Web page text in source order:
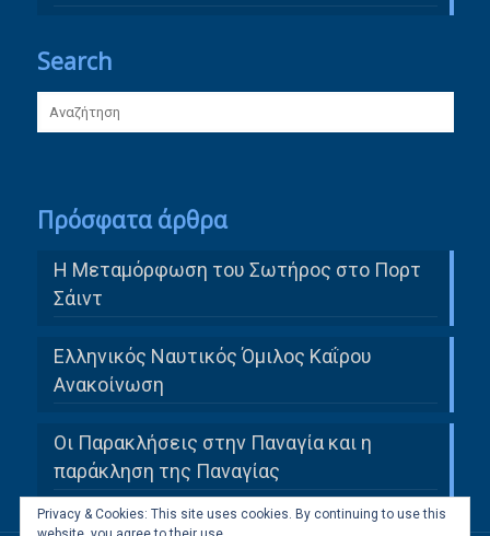
Search
Πρόσφατα άρθρα
Η Μεταμόρφωση του Σωτήρος στο Πορτ
Σάιντ
Ελληνικός Ναυτικός Όμιλος Καΐρου
Ανακοίνωση
Οι Παρακλήσεις στην Παναγία και η
παράκληση της Παναγίας
Privacy & Cookies: This site uses cookies. By continuing to use this